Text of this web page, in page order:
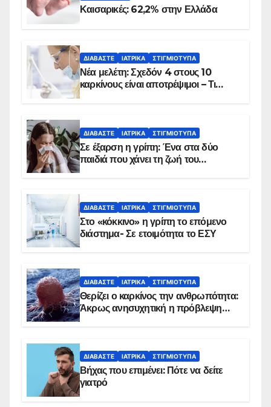
Καισαρικές: 62,2% στην Ελλάδα
ΔΙΑΒΆΣΤΕ ΙΑΤΡΙΚΆ ΣΤΙΓΜΙΌΤΥΠΑ
Νέα μελέτη: Σχεδόν 4 στους 10
καρκίνους είναι αποτρέψιμοι – Τι
ΔΙΑΒΆΣΤΕ ΙΑΤΡΙΚΆ ΣΤΙΓΜΙΌΤΥΠΑ
Σε έξαρση η γρίπη: Ένα στα δύο
παιδιά που χάνει τη ζωή του
ΔΙΑΒΆΣΤΕ ΙΑΤΡΙΚΆ ΣΤΙΓΜΙΌΤΥΠΑ
Στο «κόκκινο» η γρίπη το επόμενο
διάστημα- Σε ετοιμότητα το ΕΣΥ
ΔΙΑΒΆΣΤΕ ΙΑΤΡΙΚΆ ΣΤΙΓΜΙΌΤΥΠΑ
Θερίζει ο καρκίνος την ανθρωπότητα:
Άκρως ανησυχητική η πρόβλεψη…
ΔΙΑΒΆΣΤΕ ΙΑΤΡΙΚΆ ΣΤΙΓΜΙΌΤΥΠΑ
Βήχας που επιμένει: Πότε να δείτε
γιατρό